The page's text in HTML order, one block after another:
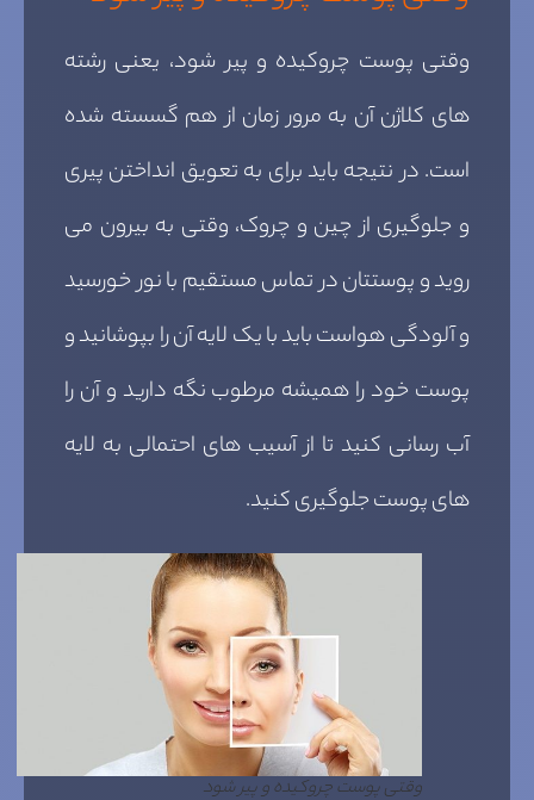
وقتی پوست چروکیده و پیر شود، یعنی رشته
های کلاژن آن به مرور زمان از هم گسسته شده
است. در نتیجه باید برای به تعویق انداختن پیری
و جلوگیری از چین و چروک، وقتی به بیرون می
روید و پوستتان در تماس مستقیم با نور خورسید
و آلودگی هواست باید با یک لایه آن را بپوشانید و
پوست خود را همیشه مرطوب نگه دارید و آن را
آب رسانی کنید تا از آسیب های احتمالی به لایه
های پوست جلوگیری کنید.
وقتی پوست چروکیده و پیر شود